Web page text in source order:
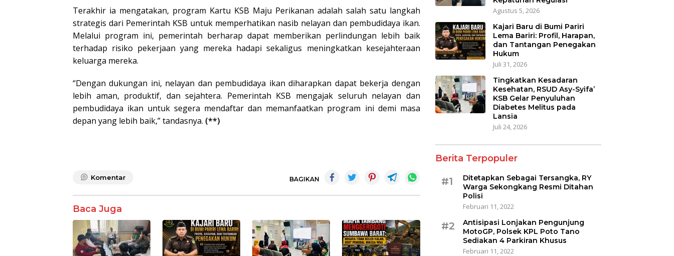
Terakhir ia mengatakan, program Kartu KSB Maju Perikanan adalah salah satu langkah
strategis dari Pemerintah KSB untuk memperhatikan nasib nelayan dan pembudidaya ikan.
Melalui program ini, pemerintah berharap dapat memberikan perlindungan lebih baik
terhadap risiko pekerjaan yang mereka hadapi sekaligus meningkatkan kesejahteraan
keluarga mereka.
“Dengan dukungan ini, nelayan dan pembudidaya ikan diharapkan dapat bekerja dengan
lebih aman, produktif, dan sejahtera. Pemerintah KSB mengajak seluruh nelayan dan
pembudidaya ikan untuk segera mendaftar dan memanfaatkan program ini demi masa
depan yang lebih baik,” tandasnya. (**)
Komentar BAGIKAN
Baca Juga
Agustus 5, 2026
Kajari Baru di Bumi Pariri
Lema Bariri: Profil, Harapan,
dan Tantangan Penegakan
Hukum
Juli 31, 2026
Tingkatkan Kesadaran
Kesehatan, RSUD Asy-Syifa’
KSB Gelar Penyuluhan
Diabetes Melitus pada
Lansia
Juli 24, 2026
Berita Terpopuler
#1
Ditetapkan Sebagai Tersangka, RY
Warga Sekongkang Resmi Ditahan
Polisi
Februari 11, 2022
#2
Antisipasi Lonjakan Pengunjung
MotoGP, Polsek KPL Poto Tano
Sediakan 4 Parkiran Khusus
Februari 11, 2022